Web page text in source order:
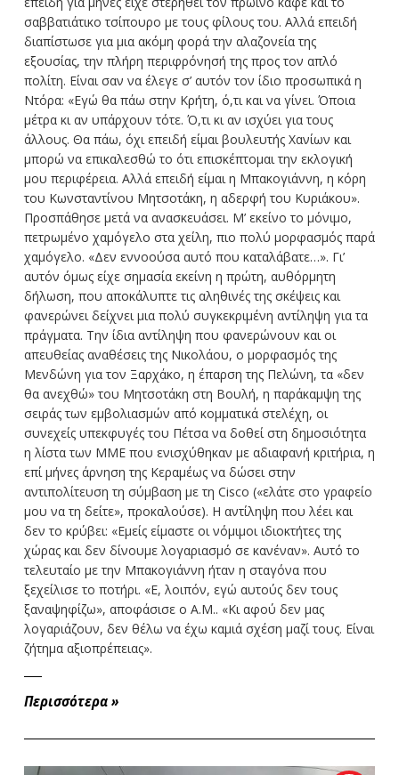
σαββατιάτικο τσίπουρο με τους φίλους του. Αλλά επειδή
διαπίστωσε για μια ακόμη φορά την αλαζονεία της
εξουσίας, την πλήρη περιφρόνησή της προς τον απλό
πολίτη. Είναι σαν να έλεγε σ’ αυτόν τον ίδιο προσωπικά η
Ντόρα: «Εγώ θα πάω στην Κρήτη, ό,τι και να γίνει. Όποια
μέτρα κι αν υπάρχουν τότε. Ό,τι κι αν ισχύει για τους
άλλους. Θα πάω, όχι επειδή είμαι βουλευτής Χανίων και
μπορώ να επικαλεσθώ το ότι επισκέπτομαι την εκλογική
μου περιφέρεια. Αλλά επειδή είμαι η Μπακογιάννη, η κόρη
του Κωνσταντίνου Μητσοτάκη, η αδερφή του Κυριάκου».
Προσπάθησε μετά να ανασκευάσει. Μ’ εκείνο το μόνιμο,
πετρωμένο χαμόγελο στα χείλη, πιο πολύ μορφασμός παρά
χαμόγελο. «Δεν εννοούσα αυτό που καταλάβατε…». Γι’
αυτόν όμως είχε σημασία εκείνη η πρώτη, αυθόρμητη
δήλωση, που αποκάλυπτε τις αληθινές της σκέψεις και
φανερώνει δείχνει μια πολύ συγκεκριμένη αντίληψη για τα
πράγματα. Την ίδια αντίληψη που φανερώνουν και οι
απευθείας αναθέσεις της Νικολάου, ο μορφασμός της
Μενδώνη για τον Ξαρχάκο, η έπαρση της Πελώνη, τα «δεν
θα ανεχθώ» του Μητσοτάκη στη Βουλή, η παράκαμψη της
σειράς των εμβολιασμών από κομματικά στελέχη, οι
συνεχείς υπεκφυγές του Πέτσα να δοθεί στη δημοσιότητα
η λίστα των ΜΜΕ που ενισχύθηκαν με αδιαφανή κριτήρια, η
επί μήνες άρνηση της Κεραμέως να δώσει στην
αντιπολίτευση τη σύμβαση με τη Cisco («ελάτε στο γραφείο
μου να τη δείτε», προκαλούσε). Η αντίληψη που λέει και
δεν το κρύβει: «Εμείς είμαστε οι νόμιμοι ιδιοκτήτες της
χώρας και δεν δίνουμε λογαριασμό σε κανέναν». Αυτό το
τελευταίο με την Μπακογιάννη ήταν η σταγόνα που
ξεχείλισε το ποτήρι. «Ε, λοιπόν, εγώ αυτούς δεν τους
ξαναψηφίζω», αποφάσισε ο Α.Μ.. «Κι αφού δεν μας
λογαριάζουν, δεν θέλω να έχω καμιά σχέση μαζί τους. Είναι
ζήτημα αξιοπρέπειας».
Περισσότερα »